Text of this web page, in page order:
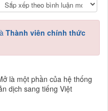
Thành viên chính thức
là một phần của hệ thống
dịch sang tiếng Việt